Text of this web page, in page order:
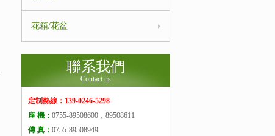
花箱/花盆
聯系我們
Contact us
定制熱線：139-0246-5298
座 機： 0755-89508600，89508611
傳 真： 0755-89508949